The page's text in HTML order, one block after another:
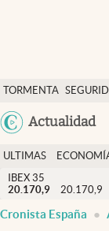
TORMENTA
Actualidad
Economía y finanzas
Política
Actualidad
Criptomonedas
España
ULTIMAS
NOTICIAS
FINANZAS
IBEX 35
20.170,9
20.170,9
Cronista España